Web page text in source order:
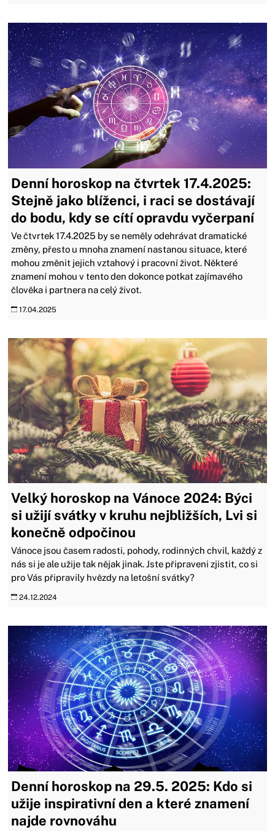
Denní horoskop na čtvrtek 17.4.2025:
Stejně jako blíženci, i raci se dostávají
do bodu, kdy se cítí opravdu vyčerpaní
Ve čtvrtek 17.4.2025 by se neměly odehrávat dramatické
změny, přesto u mnoha znamení nastanou situace, které
mohou změnit jejich vztahový i pracovní život. Některé
znamení mohou v tento den dokonce potkat zajímavého
člověka i partnera na celý život.
17.04.2025
Velký horoskop na Vánoce 2024: Býci
si užijí svátky v kruhu nejbližších, Lvi si
konečně odpočinou
Vánoce jsou časem radosti, pohody, rodinných chvil, každý z
nás si je ale užije tak nějak jinak. Jste připraveni zjistit, co si
pro Vás připravily hvězdy na letošní svátky?
24.12.2024
Denní horoskop na 29.5. 2025: Kdo si
užije inspirativní den a které znamení
najde rovnováhu